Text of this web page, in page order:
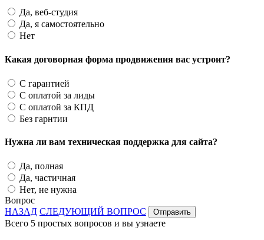
Да, веб-студия
Да, я самостоятельно
Нет
Какая договорная форма продвижения вас устроит?
С гарантией
С оплатой за лиды
С оплатой за КПД
Без гарнтии
Нужна ли вам техническая поддержка для сайта?
Да, полная
Да, частичная
Нет, не нужна
Вопрос
НАЗАД СЛЕДУЮЩИЙ ВОПРОС Отправить
Всего 5 простых вопросов и вы узнаете